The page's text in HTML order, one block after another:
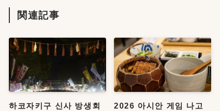
関連記事
하코자키구 신사 방생회
2026 아시안 게임 나고